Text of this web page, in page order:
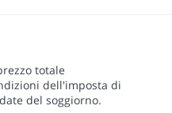
totale
dell'imposta di
del soggiorno.